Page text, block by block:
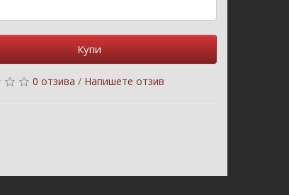
Купи
0 отзива / Напишете отзив